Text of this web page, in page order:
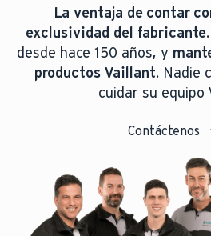
La ventaja de contar
exclusividad del fabricante.
desde hace 150 años, y
productos Vaillant.Nadie
cuidar su equipo
Contáctenos